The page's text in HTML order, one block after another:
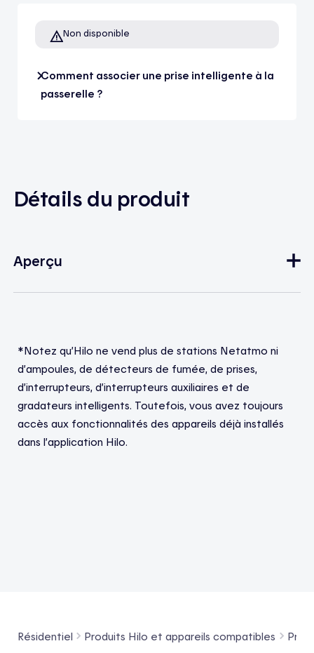
Non disponible
Comment associer une prise intelligente à la
passerelle ?
Détails du produit
Aperçu
*Notez qu’Hilo ne vend plus de stations Netatmo ni
d’ampoules, de détecteurs de fumée, de prises,
d’interrupteurs, d’interrupteurs auxiliaires et de
gradateurs intelligents. Toutefois, vous avez toujours
accès aux fonctionnalités des appareils déjà installés
dans l’application Hilo.
Résidentiel Produits Hilo et appareils compatibles